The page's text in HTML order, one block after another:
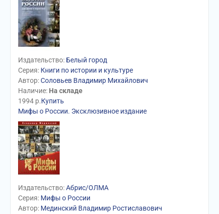
Издательство: Белый город
Серия: Книги по истории и культуре
Автор:Соловьев Владимир Михайлович
Наличие: На складе
1994р.Купить
Мифы о России. Эксклюзивное издание
Издательство:Абрис/ОЛМА
Серия: Мифы о России
Автор: Мединский Владимир Ростиславович